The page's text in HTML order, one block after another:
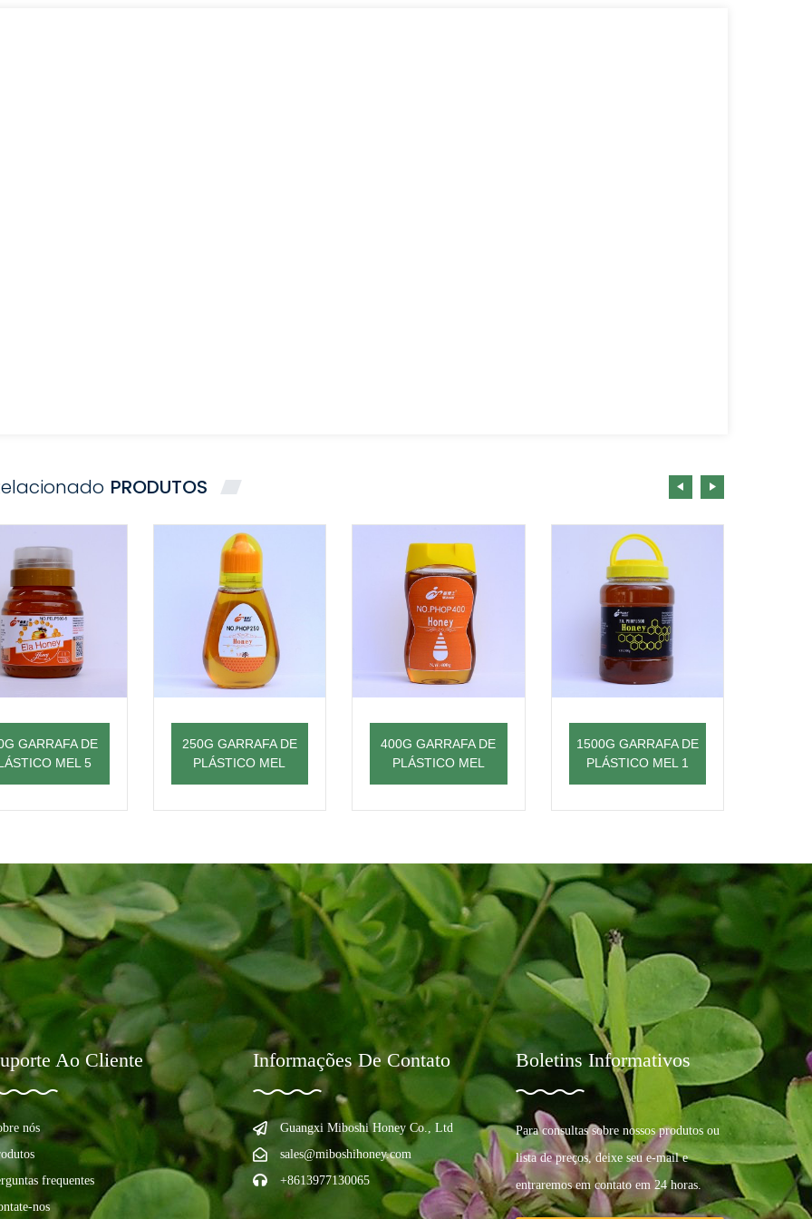
PRODUTOS
GARRAFA DE
MEL 5
250G GARRAFA DE
PLÁSTICO MEL
400G GARRAFA DE
PLÁSTICO MEL
1500G GARRAFA DE
PLÁSTICO MEL 1
Ao Cliente
nós
frequentes
nos
Informações De Contato
Guangxi Miboshi Honey Co., Ltd
sales@miboshihoney.com
+8613977130065
Boletins Informativos
Para consultas sobre nossos produtos ou
lista de preços, deixe seu e-mail e
entraremos em contato em 24 horas.